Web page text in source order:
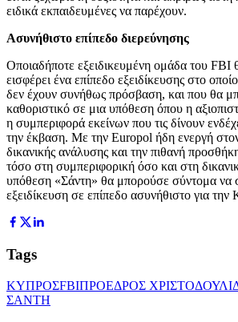
ειδικά εκπαιδευμένες να παρέχουν.
Ασυνήθιστο επίπεδο διερεύνησης
Οποιαδήποτε εξειδικευμένη ομάδα του FBI
εισφέρει ένα επίπεδο εξειδίκευσης στο
δεν έχουν συνήθως πρόσβαση, και που θα
καθοριστικό σε μια υπόθεση όπου η
η συμπεριφορά εκείνων που τις δίνουν
την έκβαση. Με την Europol ήδη ενεργή
δικανικής ανάλυσης και την πιθανή
τόσο στη συμπεριφορική όσο και στη
υπόθεση «Σάντη» θα μπορούσε σύντομα να
εξειδίκευση σε επίπεδο ασυνήθιστο για την
Tags
ΚΥΠΡΟΣFBIΠΡΟΕΔΡΟΣ
ΣΑΝΤΗ